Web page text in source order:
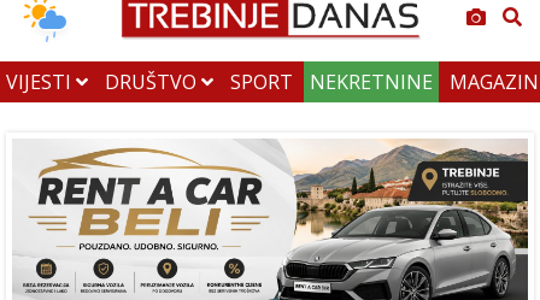
VIJESTI DRUŠTVO SPORT NEKRETNINE